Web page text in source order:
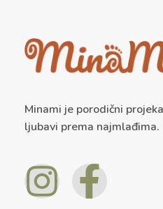
Minami je porodični
ljubavi prema najmlađima.